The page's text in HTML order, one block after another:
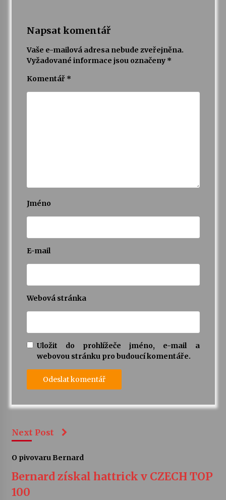
Napsat komentář
Vaše e-mailová adresa nebude zveřejněna.
Vyžadované informace jsou označeny *
Komentář *
Jméno
E-mail
Webová stránka
Uložit do prohlížeče jméno, e-mail a
webovou stránku pro budoucí komentáře.
Next Post
O pivovaru Bernard
Bernard získal hattrick v CZECH TOP
100